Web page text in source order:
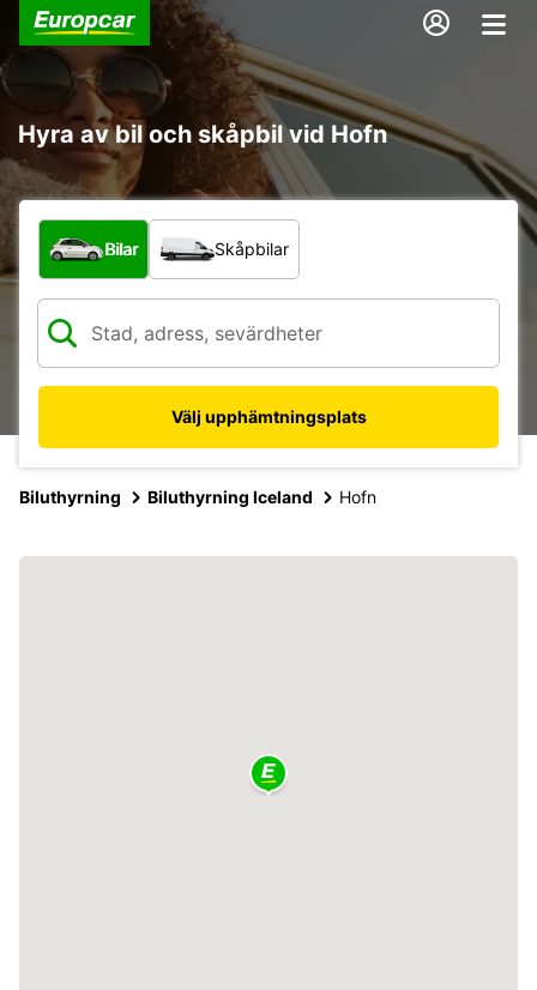
Hyra av bil och skåpbil vid Hofn
Vilken typ av fordon?
Bilar Skåpbilar
Välj upphämtningsplats
Biluthyrning Biluthyrning Iceland Hofn